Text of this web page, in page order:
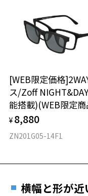
※着脱式サングラス：デモレ
タイプ
材質
フロント素材：メタル/
[WEB限定価格
ス/Zoff
能搭載)(WEB限定
¥ 8,880
ZN201G05-14F1
横幅と形が近